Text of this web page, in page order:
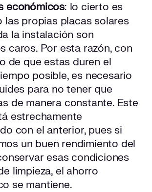
económicos: lo cierto es
las propias placas solares
la instalación son
caros. Por esta razón, con
de que estas duren el
posible, es necesario
para no tener que
de manera constante. Este
estrechamente
con el anterior, pues si
un buen rendimiento del
esas condiciones
limpieza, el ahorro
se mantiene.